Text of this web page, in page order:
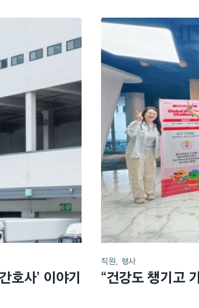
호사’ 이야기
직원 행사
“건강도 챙기고